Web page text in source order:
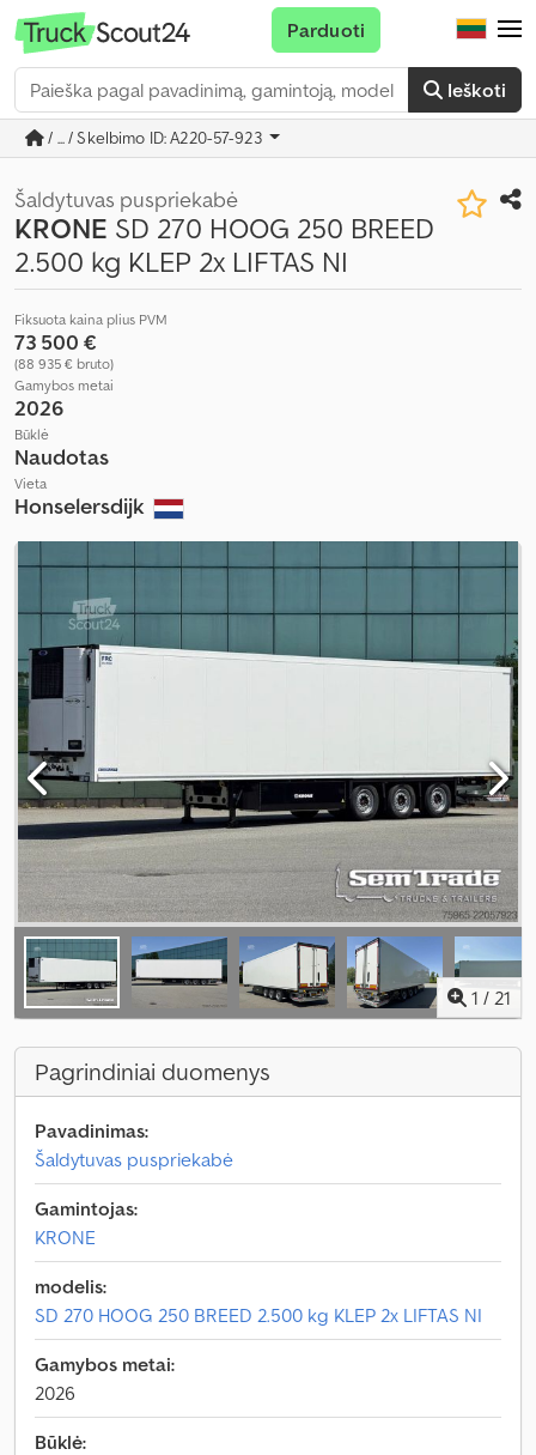
Ieškoti
Parduoti
/ ... / Skelbimo ID: A220-57-923
Šaldytuvas puspriekabė
KRONE SD 270 HOOG 250 BREED
2.500 kg KLEP 2x LIFTAS NI
Fiksuota kaina plius PVM
73 500 €
(88 935 € bruto)
Gamybos metai
2026
Būklė
Naudotas
Vieta
Honselersdijk
1 / 21
Pagrindiniai duomenys
Pavadinimas:
Šaldytuvas puspriekabė
Gamintojas:
KRONE
modelis:
SD 270 HOOG 250 BREED 2.500 kg KLEP 2x LIFTAS NI
Gamybos metai:
2026
Būklė: